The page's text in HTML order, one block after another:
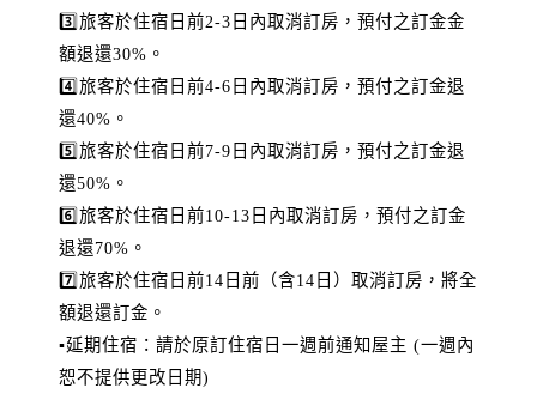
3️⃣旅客於住宿日前2-3日內取消訂房，預付之訂金金
額退還30%。
4️⃣旅客於住宿日前4-6日內取消訂房，預付之訂金退
還40%。
5️⃣旅客於住宿日前7-9日內取消訂房，預付之訂金退
還50%。
6️⃣旅客於住宿日前10-13日內取消訂房，預付之訂金
退還70%。
7️⃣旅客於住宿日前14日前（含14日）取消訂房，將全
額退還訂金。
▪️延期住宿：請於原訂住宿日一週前通知屋主 (一週內
恕不提供更改日期)